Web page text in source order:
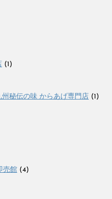
(1)
秘伝の味 からあげ専門店 (1)
売館 (4)